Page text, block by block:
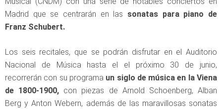
Madrid que se centrarán en las sonatas para piano de
Franz Schubert.
Los seis recitales, que se podrán disfrutar en el Auditorio
Nacional de Música hasta el el próximo 30 de junio,
recorrerán con su programa un siglo de música en la Viena
de 1800-1900, con piezas de Arnold Schoenberg, Alban
Berg y Anton Webern, además de las maravillosas sonatas